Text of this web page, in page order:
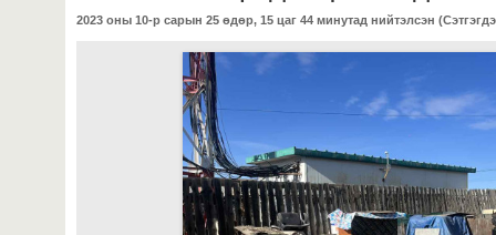
2023 оны 10-р сарын 25 өдөр, 15 цаг 44 минутад нийтэлсэн (